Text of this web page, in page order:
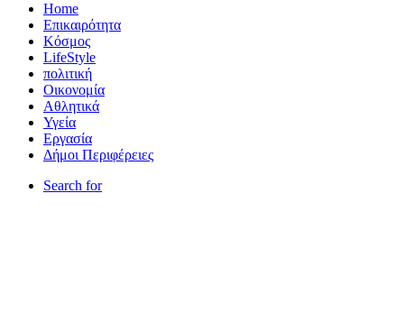
Home
Επικαιρότητα
Κόσμος
LifeStyle
πολιτική
Οικονομία
Αθλητικά
Υγεία
Εργασία
Δήμοι Περιφέρειες
Search for